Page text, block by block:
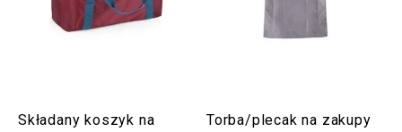
Składany koszyk na
Torba/plecak na zakupy